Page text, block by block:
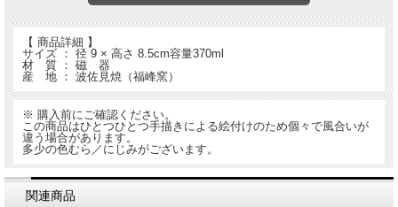
【 商品詳細 】
サイズ ： 径 9 × 高さ 8.5cm容量370ml
材 質 ： 磁 器
産 地 ： 波佐見焼（福峰窯）
※ 購入前にご確認ください。
この商品はひとつひとつ手描きによる絵付けのため個々で風合いが
違う場合があります。
多少の色むら／にじみがございます。
関連商品